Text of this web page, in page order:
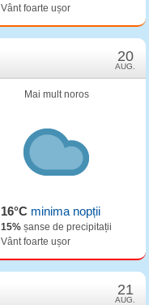
Vânt foarte ușor
20
AUG.
Mai mult noros
16°C minima nopții
15% șanse de precipitații
Vânt foarte ușor
21
AUG.